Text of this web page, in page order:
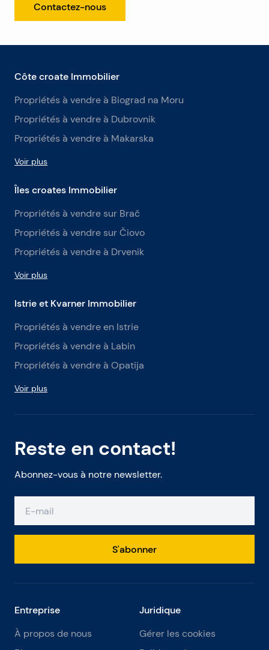
Contactez-nous
Reste en contact!
Abonnez-vous à notre newsletter.
S'abonner
Côte croate Immobilier
Propriétés à vendre à Biograd na Moru
Propriétés à vendre à Dubrovnik
Propriétés à vendre à Makarska
Voir plus
Îles croates Immobilier
Propriétés à vendre sur Brač
Propriétés à vendre sur Čiovo
Propriétés à vendre à Drvenik
Voir plus
Istrie et Kvarner Immobilier
Propriétés à vendre en Istrie
Propriétés à vendre à Labin
Propriétés à vendre à Opatija
Voir plus
Entreprise
À propos de nous
Juridique
Gérer les cookies